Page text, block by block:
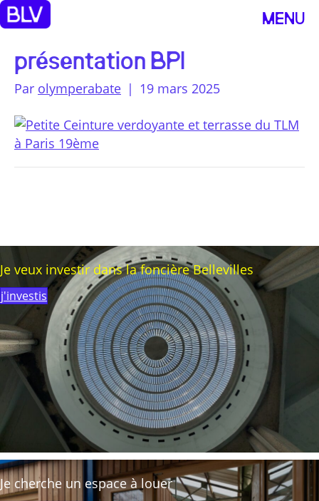
MENU
présentation BPI
Par olymperabate | 19 mars 2025
Je veux investir dans la foncière Bellevilles
j'investis
Je cherche un espace à louer